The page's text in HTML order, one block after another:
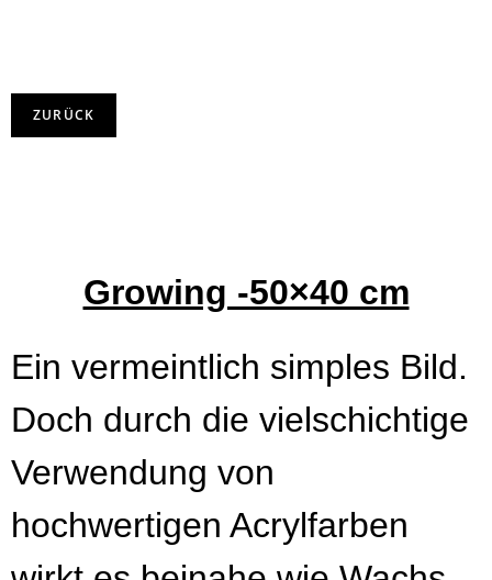
Growing -50×40 cm
Ein vermeintlich simples Bild.
Doch durch die vielschichtige
Verwendung von
hochwertigen Acrylfarben